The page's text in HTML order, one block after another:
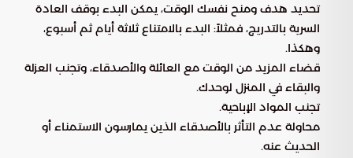
تحديد هدف ومنح نفسك الوقت، يمكن البدء بوقف العادة
السرية بالتدريج، فمثلاً: البدء بالامتناع ثلاثة أيام ثم أسبوع،
وهكذا.
قضاء المزيد من الوقت مع العائلة والأصدقاء، وتجنب العزلة
والبقاء في المنزل لوحدك.
تجنب المواد الإباحية.
محاولة عدم التأثر بالأصدقاء الذين يمارسون الاستمناء أو
الحديث عنه.